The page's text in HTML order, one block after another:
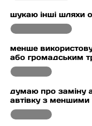
шукаю інші шляхи
менше
або громадським
думаю про заміну
автівку з